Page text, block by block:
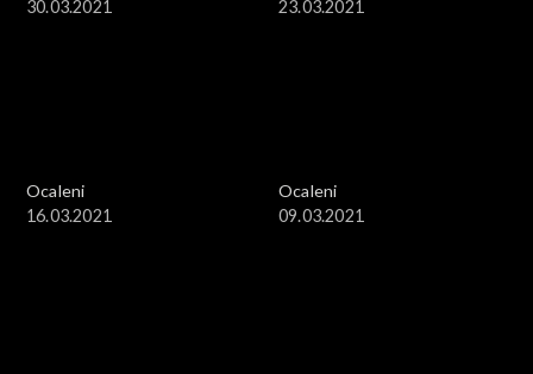
30.03.2021
23.03.2021
Ocaleni
16.03.2021
Ocaleni
09.03.2021